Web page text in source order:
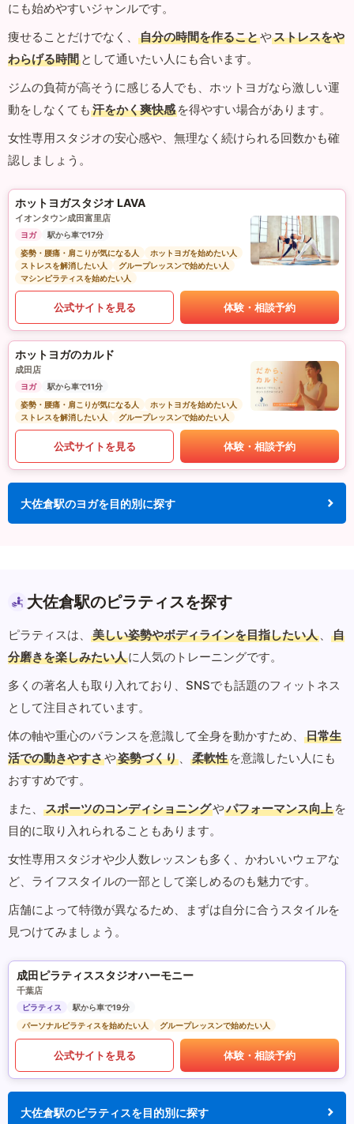
にも始めやすいジャンルです。
痩せることだけでなく、
自分の時間を作ることやストレスをや
わらげる時間 として通いたい人にも合います。
ジムの負荷が高そうに感じる人でも、ホットヨガなら激しい運
動をしなくても 汗をかく爽快感 を得やすい場合があります。
女性専用スタジオの安心感や、無理なく続けられる回数かも確
認しましょう。
ホットヨガスタジオ LAVA
イオンタウン成田富里店
ヨガ
駅から車で17分
姿勢・腰痛・肩こりが気になる人
ホットヨガを始めたい人
ストレスを解消したい人
グループレッスンで始めたい人
マシンピラティスを始めたい人
公式サイトを見る 体験・相談予約
ホットヨガのカルド
成田店
ヨガ
駅から車で11分
姿勢・腰痛・肩こりが気になる人
ホットヨガを始めたい人
ストレスを解消したい人
グループレッスンで始めたい人
公式サイトを見る 体験・相談予約
大佐倉駅のヨガを目的別に探す
大佐倉駅のピラティスを探す
ピラティスは、 美しい姿勢やボディラインを目指したい人 、
自
分磨きを楽しみたい人に人気のトレーニングです。
多くの著名人も取り入れており、SNSでも話題のフィットネス
として注目されています。
体の軸や重心のバランスを意識して全身を動かすため、
日常生
活での動きやすさや姿勢づくり 、 柔軟性 を意識したい人にも
おすすめです。
また、
スポーツのコンディショニングやパフォーマンス向上 を
目的に取り入れられることもあります。
女性専用スタジオや少人数レッスンも多く、かわいいウェアな
ど、ライフスタイルの一部として楽しめるのも魅力です。
店舗によって特徴が異なるため、まずは自分に合うスタイルを
見つけてみましょう。
成田ピラティススタジオハーモニー
千葉店
ピラティス
駅から車で19分
パーソナルピラティスを始めたい人
グループレッスンで始めたい人
公式サイトを見る 体験・相談予約
大佐倉駅のピラティスを目的別に探す